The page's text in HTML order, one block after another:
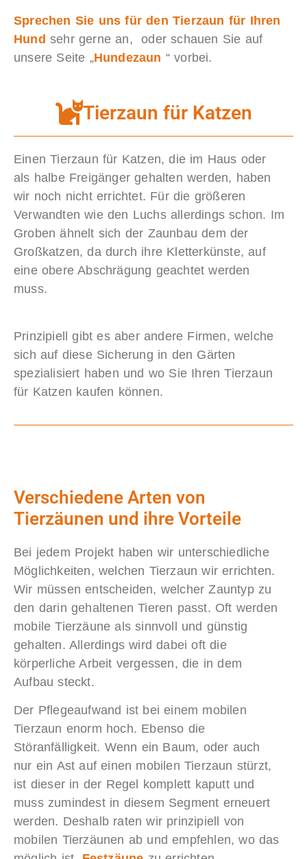
Sprechen Sie uns für den Tierzaun für Ihren
Hund sehr gerne an, oder schauen Sie auf
unsere Seite „Hundezaun “ vorbei.
Tierzaun für Katzen
Einen Tierzaun für Katzen, die im Haus oder
als halbe Freigänger gehalten werden, haben
wir noch nicht errichtet. Für die größeren
Verwandten wie den Luchs allerdings schon. Im
Groben ähnelt sich der Zaunbau dem der
Großkatzen, da durch ihre Kletterkünste, auf
eine obere Abschrägung geachtet werden
muss.
Prinzipiell gibt es aber andere Firmen, welche
sich auf diese Sicherung in den Gärten
spezialisiert haben und wo Sie Ihren Tierzaun
für Katzen kaufen können.
Verschiedene Arten von
Tierzäunen und ihre Vorteile
Bei jedem Projekt haben wir unterschiedliche
Möglichkeiten, welchen Tierzaun wir errichten.
Wir müssen entscheiden, welcher Zauntyp zu
den darin gehaltenen Tieren passt. Oft werden
mobile Tierzäune als sinnvoll und günstig
gehalten. Allerdings wird dabei oft die
körperliche Arbeit vergessen, die in dem
Aufbau steckt.
Der Pflegeaufwand ist bei einem mobilen
Tierzaun enorm hoch. Ebenso die
Störanfälligkeit. Wenn ein Baum, oder auch
nur ein Ast auf einen mobilen Tierzaun stürzt,
ist dieser in der Regel komplett kaputt und
muss zumindest in diesem Segment erneuert
werden. Deshalb raten wir prinzipiell von
mobilen Tierzäunen ab und empfehlen, wo das